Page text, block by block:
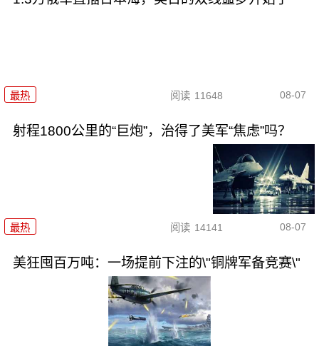
最热 阅读 11648 08-07
射程1800公里的“巨炮”，治得了美军“焦虑”吗？
最热 阅读 14141 08-07
美狂囤百万吨：一场提前下注的\"铜牌军备竞赛\"